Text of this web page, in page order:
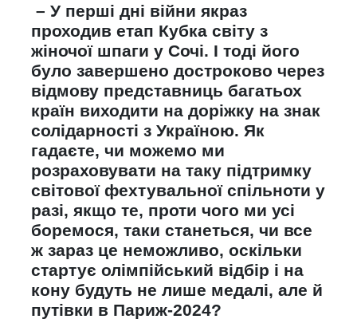
– У перші дні війни якраз
проходив етап Кубка світу з
жіночої шпаги у Сочі. І тоді його
було завершено достроково через
відмову представниць багатьох
країн виходити на доріжку на знак
солідарності з Україною. Як
гадаєте, чи можемо ми
розраховувати на таку підтримку
світової фехтувальної спільноти у
разі, якщо те, проти чого ми усі
боремося, таки станеться, чи все
ж зараз це неможливо, оскільки
стартує олімпійський відбір і на
кону будуть не лише медалі, але й
путівки в Париж-2024?